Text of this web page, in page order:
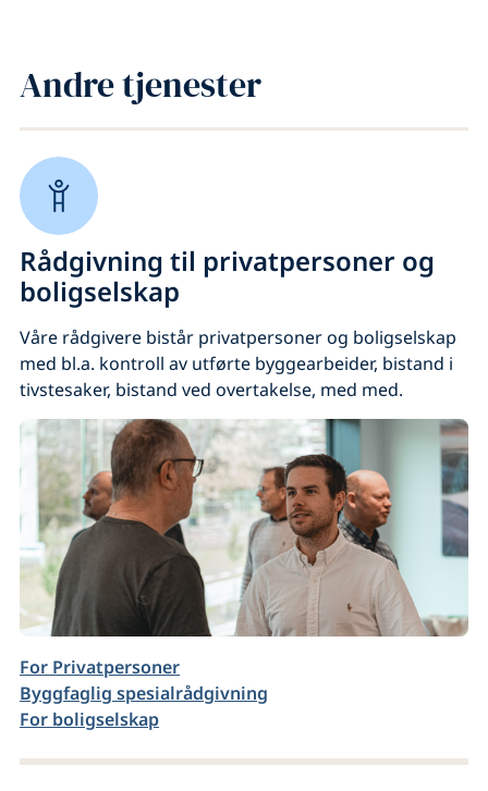
Andre tjenester
Rådgivning til privatpersoner og
boligselskap
Våre rådgivere bistår privat­personer og boligselskap
med bl.a. kontroll av utførte byggearbeider, bistand i
tivstesaker, bistand ved overtakelse, med med.
For Privatpersoner
Byggfaglig spesialrådgivning
For boligselskap